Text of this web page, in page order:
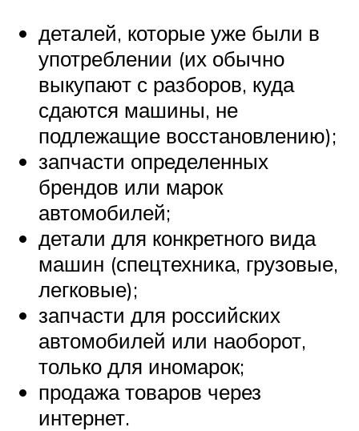
деталей, которые уже были в
употреблении (их обычно
выкупают с разборов, куда
сдаются машины, не
подлежащие восстановлению);
запчасти определенных
брендов или марок
автомобилей;
детали для конкретного вида
машин (спецтехника, грузовые,
легковые);
запчасти для российских
автомобилей или наоборот,
только для иномарок;
продажа товаров через
интернет.